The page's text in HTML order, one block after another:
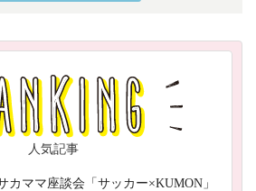
人気記事
カママ座談会「サッカー×KUMON」